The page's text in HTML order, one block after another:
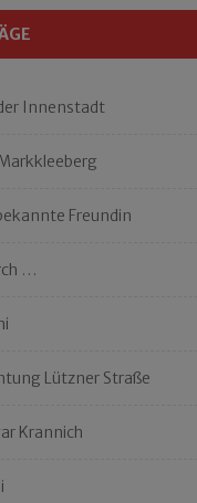
Innenstadt
Freundin
…
Lützner Straße
Krannich